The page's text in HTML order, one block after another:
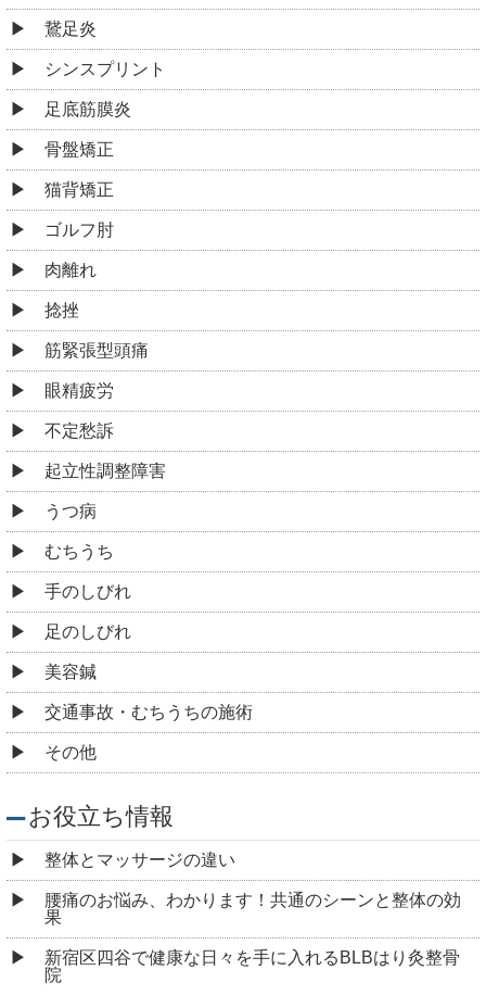
鵞足炎
シンスプリント
足底筋膜炎
骨盤矯正
猫背矯正
ゴルフ肘
肉離れ
捻挫
筋緊張型頭痛
眼精疲労
不定愁訴
起立性調整障害
うつ病
むちうち
手のしびれ
足のしびれ
美容鍼
交通事故・むちうちの施術
その他
お役立ち情報
整体とマッサージの違い
腰痛のお悩み、わかります！共通のシーンと整体の効
果
新宿区四谷で健康な日々を手に入れるBLBはり灸整骨
院